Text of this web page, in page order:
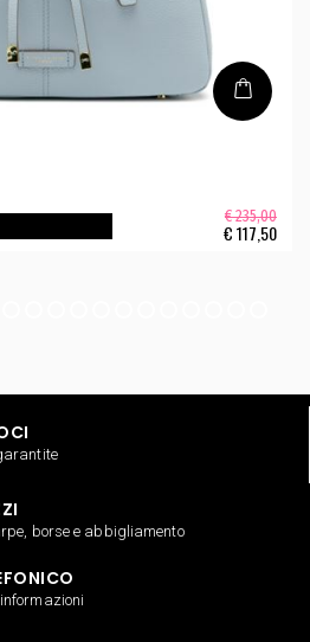
€ 235,00
€117,50
borse e abbigliamento